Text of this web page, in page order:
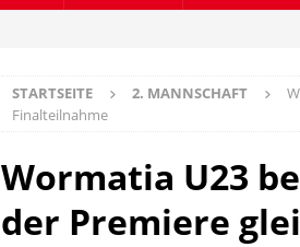
STARTSEITE 2. MANNSCHAFT
Finalteilnahme
Wormatia U23
der Premiere